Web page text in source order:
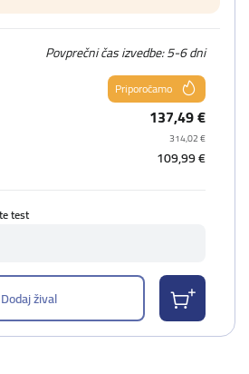
Povprečni čas izvedbe: 5-6 dni
Priporočamo
137,49 €
314,02 €
109,99 €
test
Dodaj žival